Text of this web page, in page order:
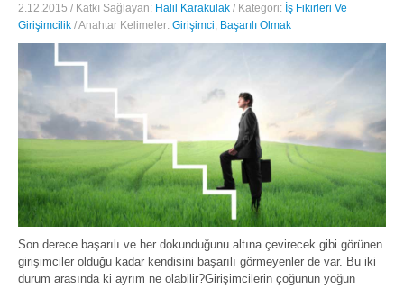
2.12.2015 / Katkı Sağlayan: Halil Karakulak / Kategori: İş Fikirleri Ve
Girişimcilik / Anahtar Kelimeler: Girişimci, Başarılı Olmak
Son derece başarılı ve her dokunduğunu altına çevirecek gibi görünen
girişimciler olduğu kadar kendisini başarılı görmeyenler de var. Bu iki
durum arasında ki ayrım ne olabilir?Girişimcilerin çoğunun yoğun